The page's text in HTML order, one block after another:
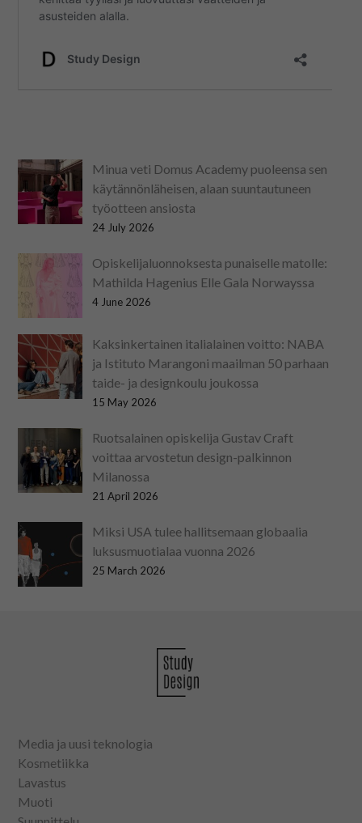
Minua veti Domus Academy puoleensa sen
käytännönläheisen, alaan suuntautuneen
työotteen ansiosta
24 July 2026
Opiskelijaluonnoksesta punaiselle matolle:
Mathilda Hagenius Elle Gala Norwayssa
4 June 2026
Kaksinkertainen italialainen voitto: NABA
ja Istituto Marangoni maailman 50 parhaan
taide- ja designkoulu joukossa
15 May 2026
Ruotsalainen opiskelija Gustav Craft
voittaa arvostetun design-palkinnon
Milanossa
21 April 2026
Miksi USA tulee hallitsemaan globaalia
luksusmuotialaa vuonna 2026
25 March 2026
Media ja uusi teknologia
Kosmetiikka
Lavastus
Muoti